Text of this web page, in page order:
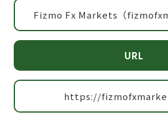
Fizmo Fx Markets（
URL
https://